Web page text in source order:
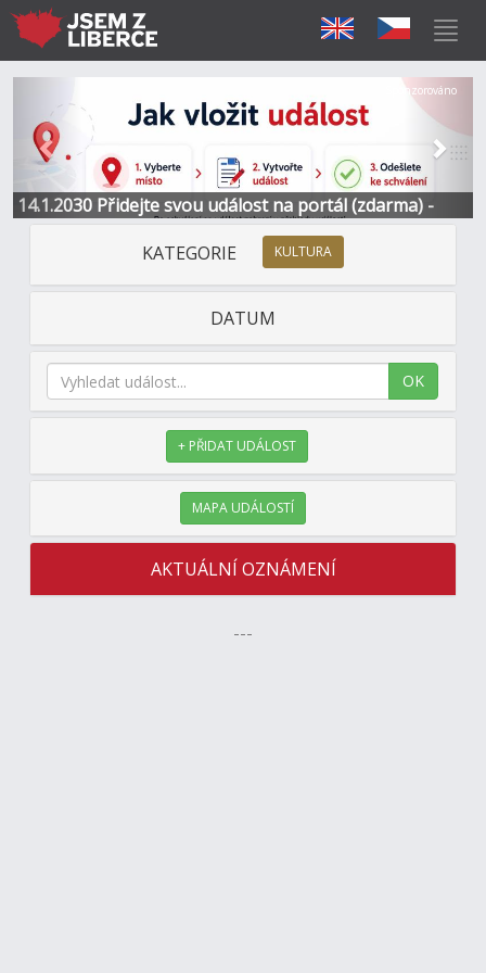
14.1.2030 Přidejte svou událost na portál (zdarma) -
Informace a kontakt
Další
Sponzorováno
KATEGORIE KULTURA
DATUM
OK
+ PŘIDAT UDÁLOST
MAPA UDÁLOSTÍ
AKTUÁLNÍ OZNÁMENÍ
---